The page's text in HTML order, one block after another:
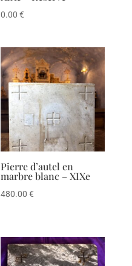
0.00€
Pierre d’autel en
marbre blanc – XIXe
480.00€